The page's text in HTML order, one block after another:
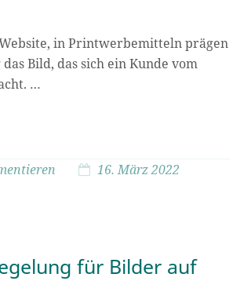
in Printwerbemitteln prägen
Bild, das sich ein Kunde vom
…
16. März 2022
für Bilder auf